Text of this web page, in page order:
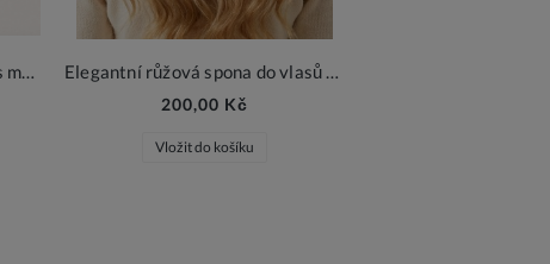
Růžová kabelka pro holčičku s mašlí a perličkami Elegantní růžová spona do vlasů s mašlí – slavnostní doplněk pro dívky
200,00 Kč
Vložit do košíku